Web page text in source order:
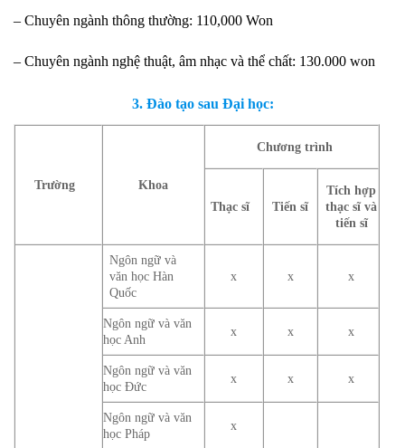
– Chuyên ngành thông thường: 110,000 Won
– Chuyên ngành nghệ thuật, âm nhạc và thể chất: 130.000 won
3. Đào tạo sau Đại học:
Trường Khoa
Chương trình
Thạc sĩ Tiến sĩ
Tích hợp
thạc sĩ và
tiến sĩ
Ngôn ngữ và
văn học Hàn
Quốc
x x x
Ngôn ngữ và văn
học Anh
x x x
Ngôn ngữ và văn
học Đức
x x x
Ngôn ngữ và văn
học Pháp
x